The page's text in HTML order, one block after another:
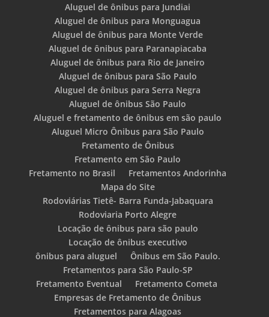
Aluguel de ônibus para Jundiai
Aluguel de ônibus para Monguagua
Aluguel de ônibus para Monte Verde
Aluguel de ônibus para Paranapiacaba
Aluguel de ônibus para Rio de Janeiro
Aluguel de ônibus para São Paulo
Aluguel de ônibus para Serra Negra
Aluguel de ônibus São Paulo
Aluguel e fretamento de ônibus em são paulo
Aluguel Micro Ônibus para São Paulo
Fretamento de Ônibus
Fretamento em São Paulo
Fretamento no Brasil
Fretamentos Andorinha
Mapa do Site
Rodoviárias Tietê- Barra Funda-Jabaquara
Rodoviaria Porto Alegre
Locação de ônibus para são paulo
Locação de ônibus executivo
ônibus para aluguel
Ônibus em São Paulo.
Fretamentos para São Paulo-SP
Fretamento Eventual
Fretamento Cometa
Empresas de Fretamento de Ônibus
Fretamentos para Alagoas